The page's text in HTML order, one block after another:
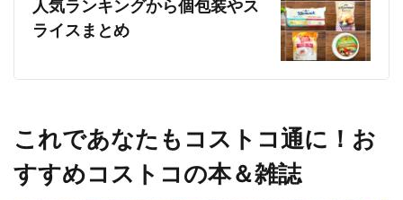
人気ランキングから個包装やス
ライスまとめ
これであなたもコストコ通に！お
すすめコストコの本＆雑誌